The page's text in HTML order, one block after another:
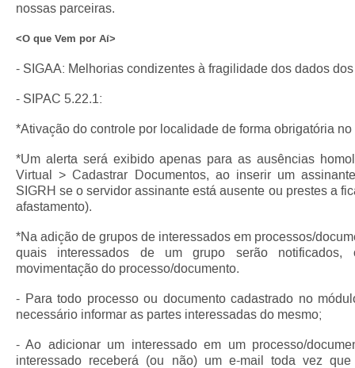
nossas parceiras.
<O que Vem por Aí>
- SIGAA: Melhorias condizentes à fragilidade dos dados
- SIPAC 5.22.1:
*Ativação do controle por localidade de forma obrigatória
*Um alerta será exibido apenas para as ausências
Virtual > Cadastrar Documentos, ao inserir um
SIGRH se o servidor assinante está ausente ou prestes a
afastamento).
*Na adição de grupos de interessados em processos/
quais interessados de um grupo serão
movimentação do processo/documento.
- Para todo processo ou documento cadastrado no
necessário informar as partes interessadas do mesmo;
- Ao adicionar um interessado em um processo/
interessado receberá (ou não) um e-mail toda vez que